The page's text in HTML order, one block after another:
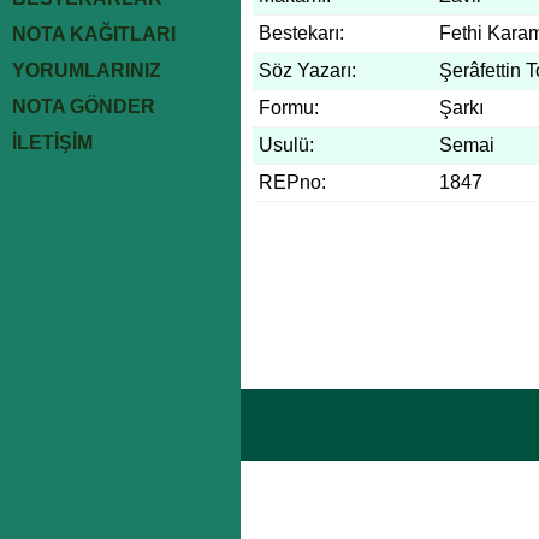
NOTA KAĞITLARI
YORUMLARINIZ
NOTA GÖNDER
İLETİŞİM
Bestekarı:
Fethi
Söz Yazarı:
Şerâfettin
Formu:
Şarkı
Usulü:
Semai
REPno:
1847